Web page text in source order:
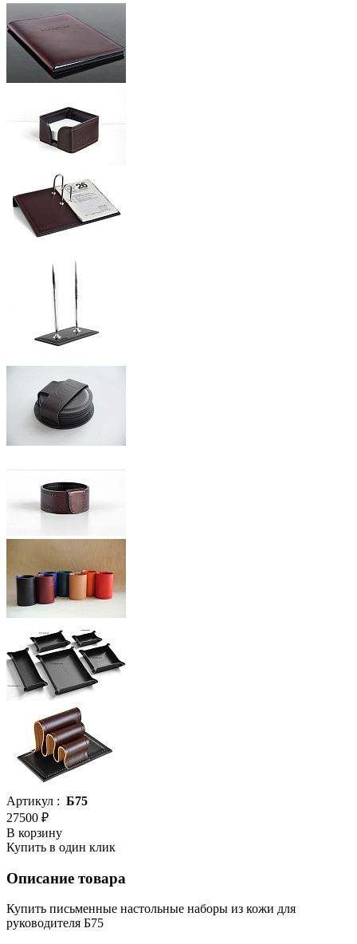
Артикул : Б75
27500 ₽
В корзину
Купить в один клик
Описание товара
Купить письменные настольные наборы из кожи для
руководителя Б75